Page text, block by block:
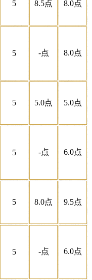
5 8.5点 8.0点
5 -点 8.0点
5 5.0点 5.0点
5 -点 6.0点
5 8.0点 9.5点
5 -点 6.0点